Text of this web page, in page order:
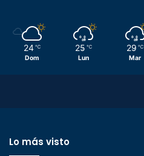
24 ℃
Dom
25 ℃
Lun
29 ℃
Mar
Lo más visto